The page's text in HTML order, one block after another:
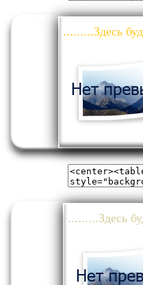
.........Здесь
.........Здесь